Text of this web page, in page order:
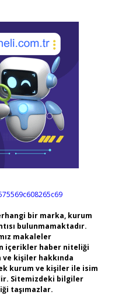
bir marka, kurum
bulunmamaktadır.
makaleler
içerikler haber niteliği
kişiler hakkında
kurum ve kişiler ile isim
Sitemizdeki bilgiler
taşımazlar.